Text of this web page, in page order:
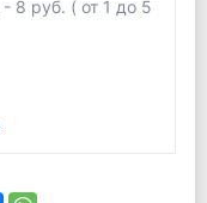
8 руб. ( от 1 до 5